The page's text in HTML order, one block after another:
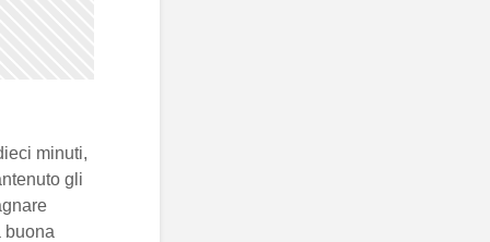
minuti,
gli
buona